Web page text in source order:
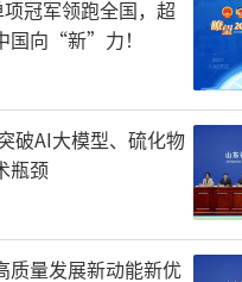
5499万平方米，
2037亿元，同比下
同比下降。累计来
宅用地成交规划建
8.2%；土地出让金
。
面，二季度以来，
冠军领跑全国，超
国向“新”力！
破AI大模型、硫化物
瓶颈
质量发展新动能新优